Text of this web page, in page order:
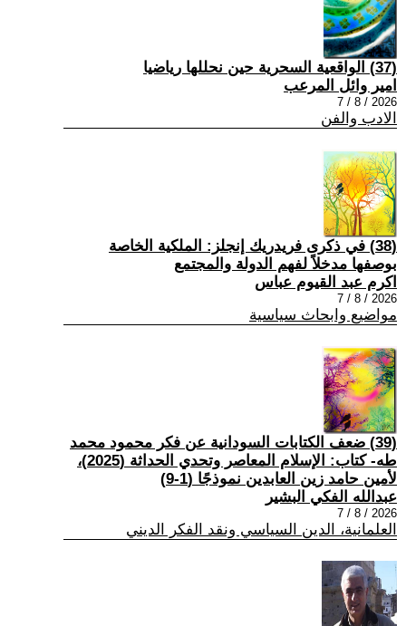
(37) الواقعية السحرية حين نحللها رياضيا
امير وائل المرعب
2026 / 8 / 7
الادب والفن
(38) في ذكرى فريدريك إنجلز: الملكية الخاصة
بوصفها مدخلاً لفهم الدولة والمجتمع
اكرم عبد القيوم عباس
2026 / 8 / 7
مواضيع وابحاث سياسية
(39) ضعف الكتابات السودانية عن فكر محمود محمد
طه- كتاب: الإسلام المعاصر وتحدي الحداثة (2025)،
لأمين حامد زين العابدين نموذجًا (1-9)
عبدالله الفكي البشير
2026 / 8 / 7
العلمانية، الدين السياسي ونقد الفكر الديني